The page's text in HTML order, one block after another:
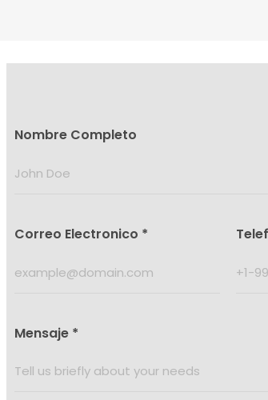
Nombre Completo
Correo Electronico *
Mensaje *